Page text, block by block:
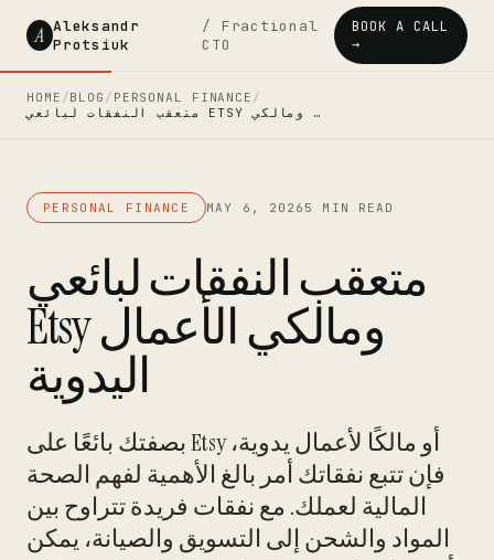
A Aleksandr
Protsiuk
/ Fractional
CTO
BOOK A CALL
→
HOME /BLOG / PERSONAL FINANCE /
متعقب النفقات لبائعي ETSY ومالكي …
PERSONAL FINANCE MAY 6, 2026 5 MIN READ
متعقب النفقات لبائعي
Etsy ومالكي الأعمال
اليدوية
بصفتك بائعًا على Etsy أو مالكًا لأعمال يدوية،
فإن تتبع نفقاتك أمر بالغ الأهمية لفهم الصحة
المالية لعملك. مع نفقات فريدة تتراوح بين
المواد والشحن إلى التسويق والصيانة، يمكن